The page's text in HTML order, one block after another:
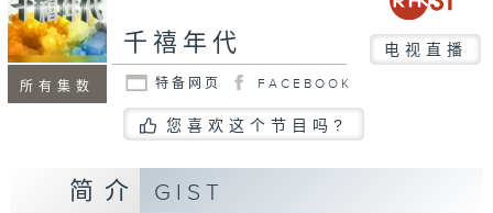
所有集数
千禧年代 电视直播
特备网页 FACEBOOK
您喜欢这个节目吗?
简介 GIST